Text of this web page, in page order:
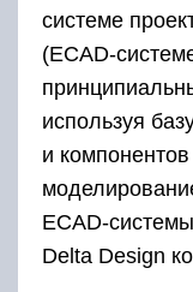
системе
(ECAD-
используя
и
ECAD-
Delta Design